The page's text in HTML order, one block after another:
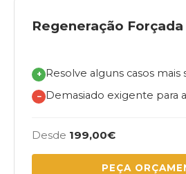
Regeneração Forçada
+ Resolve alguns casos mais
− Demasiado exigente para
Desde 199,00€
PEÇA